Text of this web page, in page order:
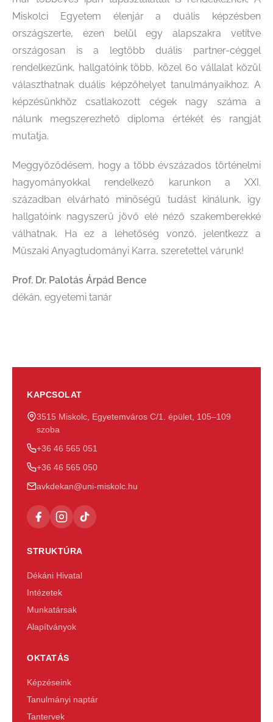
Miskolci Egyetem élenjár a duális képzésben
országszerte, ezen belül egy alapszakra vetítve
országosan is a legtöbb duális partner-céggel
rendelkezünk, hallgatóink több, közel 60 vállalat közül
választhatnak duális képzőhelyet tanulmányaikhoz. A
képzésünkhöz csatlakozott cégek nagy száma a
nálunk megszerezhető diploma értékét és rangját
mutatja.
Meggyőződésem, hogy a több évszázados történelmi
hagyományokkal rendelkező karunkon a XXI.
században elvárható minőségű tudást kínálunk, igy
hallgatóink nagyszerű jövő elé néző szakemberekké
válhatnak. Ha ez a lehetőség vonzó, jelentkezz a
Műszaki Anyagtudományi Karra, szeretettel várunk!
Prof. Dr. Palotás Árpád Bence
dékán, egyetemi tanár
KAPCSOLAT
3515 Miskolc, Egyetemváros C/1. épület, 105–109
szoba
+36 46 565 051
+36 46 565 050
avkdekan@uni-miskolc.hu
STRUKTÚRA
Dékáni Hivatal
Intézetek
Munkatársak
Alapítványok
OKTATÁS
Képzéseink
Tanulmányi naptár
Tantervek